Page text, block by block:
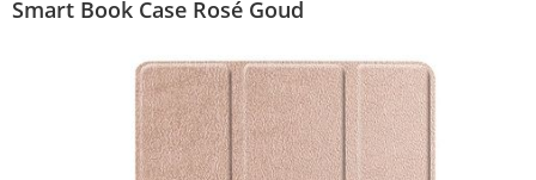
Smart Book Case Rosé Goud